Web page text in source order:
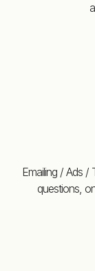
Emailing / Ads /
questions,